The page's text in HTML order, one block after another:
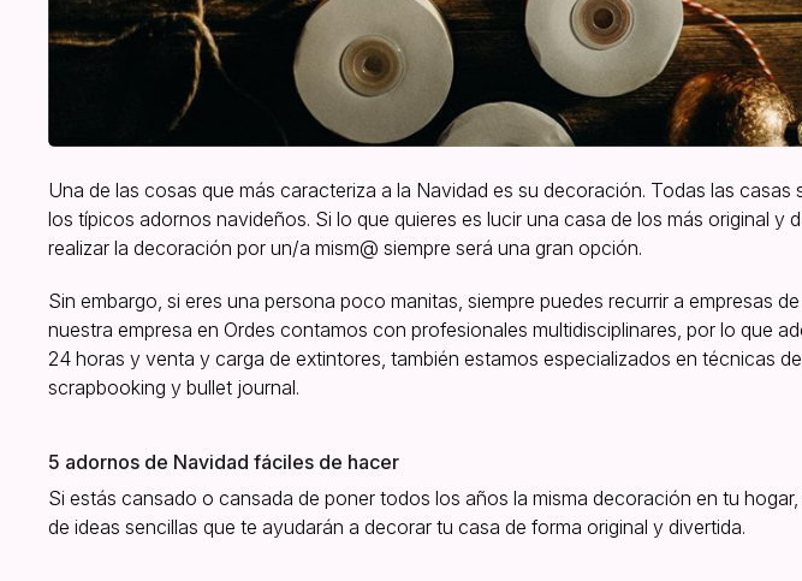
Una de las cosas que más caracteriza a la Navidad es su decoración. Todas las
los típicos adornos navideños. Si lo que quieres es lucir una casa de los más original y
realizar la decoración por un/a mism@ siempre será una gran opción.
Sin embargo, si eres una persona poco manitas, siempre puedes recurrir a empresas
nuestra empresa en Ordes contamos con profesionales multidisciplinares, por lo que
24 horas y venta y carga de extintores, también estamos especializados en técnicas
scrapbooking y bullet journal.
5 adornos de Navidad fáciles de hacer
Si estás cansado o cansada de poner todos los años la misma decoración en tu hogar,
de ideas sencillas que te ayudarán a decorar tu casa de forma original y divertida.